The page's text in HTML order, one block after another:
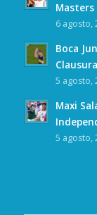
Masters
6 agosto,
Boca
Clausura
5 agosto,
Maxi
5 agosto,